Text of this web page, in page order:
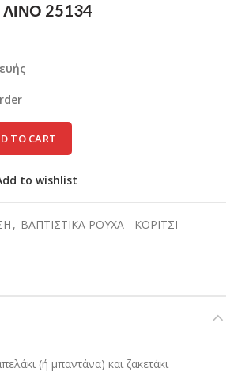
25134
TO CART
to wishlist
, ΒΑΠΤΙΣΤΙΚΑ ΡΟΥΧΑ - ΚΟΡΙΤΣΙ
(ή μπαντάνα) και ζακετάκι